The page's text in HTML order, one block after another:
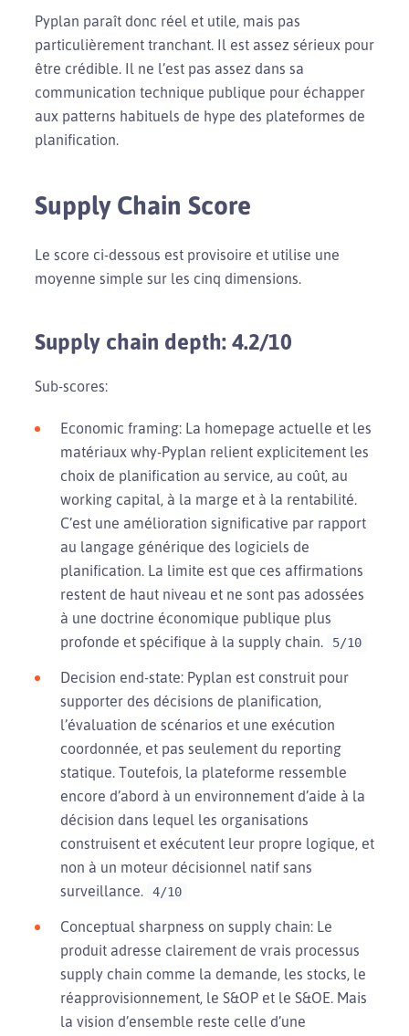
Pyplan paraît donc réel et utile, mais pas
particulièrement tranchant. Il est assez sérieux pour
être crédible. Il ne l’est pas assez dans sa
communication technique publique pour échapper
aux patterns habituels de hype des plateformes de
planification.
Supply Chain Score
Le score ci-dessous est provisoire et utilise une
moyenne simple sur les cinq dimensions.
Supply chain depth: 4.2/10
Sub-scores:
Economic framing: La homepage actuelle et les
matériaux why-Pyplan relient explicitement les
choix de planification au service, au coût, au
working capital, à la marge et à la rentabilité.
C’est une amélioration significative par rapport
au langage générique des logiciels de
planification. La limite est que ces affirmations
restent de haut niveau et ne sont pas adossées
à une doctrine économique publique plus
profonde et spécifique à la supply chain.
5/10
Decision end-state: Pyplan est construit pour
supporter des décisions de planification,
l’évaluation de scénarios et une exécution
coordonnée, et pas seulement du reporting
statique. Toutefois, la plateforme ressemble
encore d’abord à un environnement d’aide à la
décision dans lequel les organisations
construisent et exécutent leur propre logique, et
non à un moteur décisionnel natif sans
surveillance.
4/10
Conceptual sharpness on supply chain: Le
produit adresse clairement de vrais processus
supply chain comme la demande, les stocks, le
réapprovisionnement, le S&OP et le S&OE. Mais
la vision d’ensemble reste celle d’une